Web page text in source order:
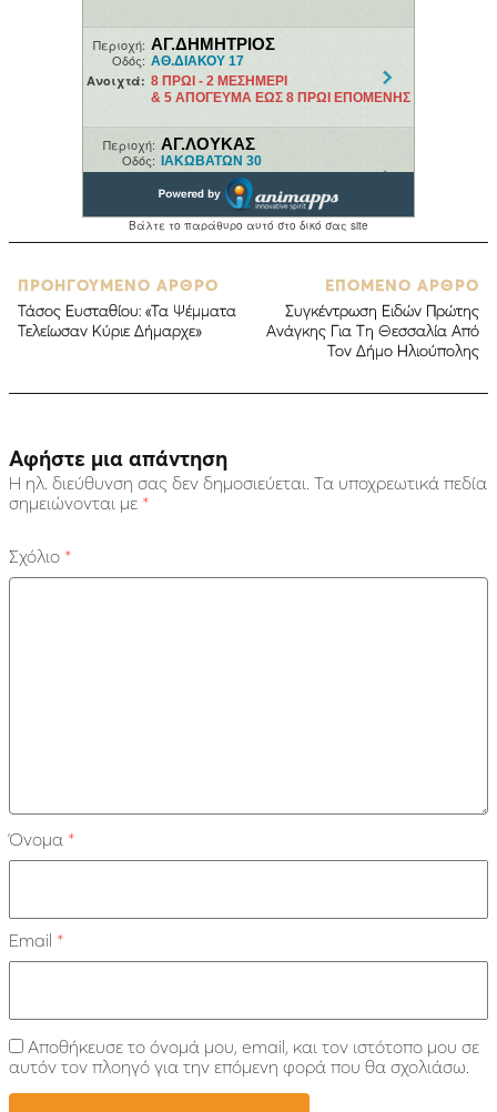
ΠΡΟΗΓΟΥΜΕΝΟ ΑΡΘΡΟ
Τάσος Ευσταθίου: «Τα Ψέμματα
Τελείωσαν Κύριε Δήμαρχε»
ΕΠΟΜΕΝΟ ΑΡΘΡΟ
Συγκέντρωση Ειδών Πρώτης
Ανάγκης Για Τη Θεσσαλία Από
Τον Δήμο Ηλιούπολης
Αφήστε μια απάντηση
Η ηλ. διεύθυνση σας δεν δημοσιεύεται. Τα υποχρεωτικά πεδία
σημειώνονται με *
Σχόλιο *
Όνομα *
Email *
Αποθήκευσε το όνομά μου, email, και τον ιστότοπο μου σε
αυτόν τον πλοηγό για την επόμενη φορά που θα σχολιάσω.